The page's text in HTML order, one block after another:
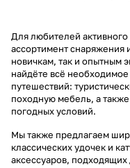
Для любителей
ассортимент снаряжения
новичкам, так и опытным
найдёте всё
путешествий:
походную мебель, а
погодных условий.
Мы также предлагаем
классических удочек и
аксессуаров, подходящих